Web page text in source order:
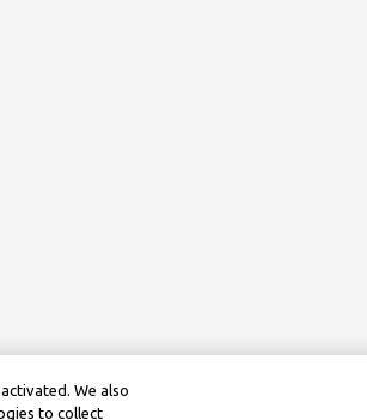
We also
to collect